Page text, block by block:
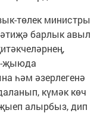
төлек министры
барлык авыл
җыюда
һәм әзерлегенә
күмәк көч
алырбыз, дип